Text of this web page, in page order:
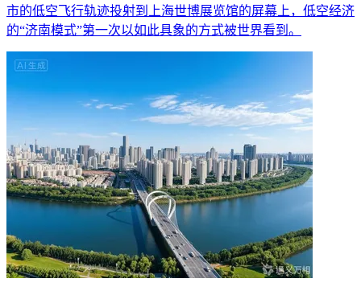
市的低空飞行轨迹投射到上海世博展览馆的屏幕上，低空经济
的“济南模式”第一次以如此具象的方式被世界看到。